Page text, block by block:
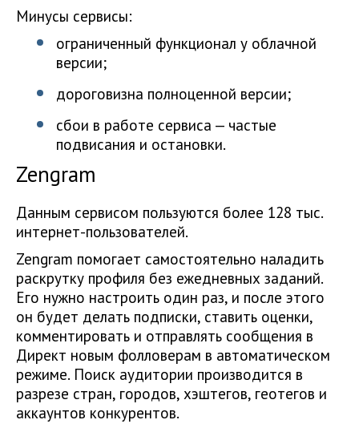
Минусы сервисы:
ограниченный функционал у облачной
версии;
дороговизна полноценной версии;
сбои в работе сервиса — частые
подвисания и остановки.
Zengram
Данным сервисом пользуются более 128 тыс.
интернет-пользователей.
Zengram помогает самостоятельно наладить
раскрутку профиля без ежедневных заданий.
Его нужно настроить один раз, и после этого
он будет делать подписки, ставить оценки,
комментировать и отправлять сообщения в
Директ новым фолловерам в автоматическом
режиме. Поиск аудитории производится в
разрезе стран, городов, хэштегов, геотегов и
аккаунтов конкурентов.